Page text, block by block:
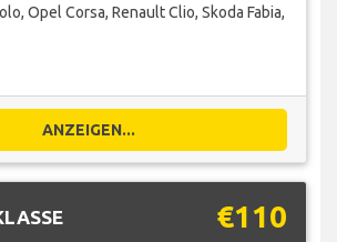
Opel Corsa, Renault Clio, Skoda Fabia,
ANZEIGEN...
€110